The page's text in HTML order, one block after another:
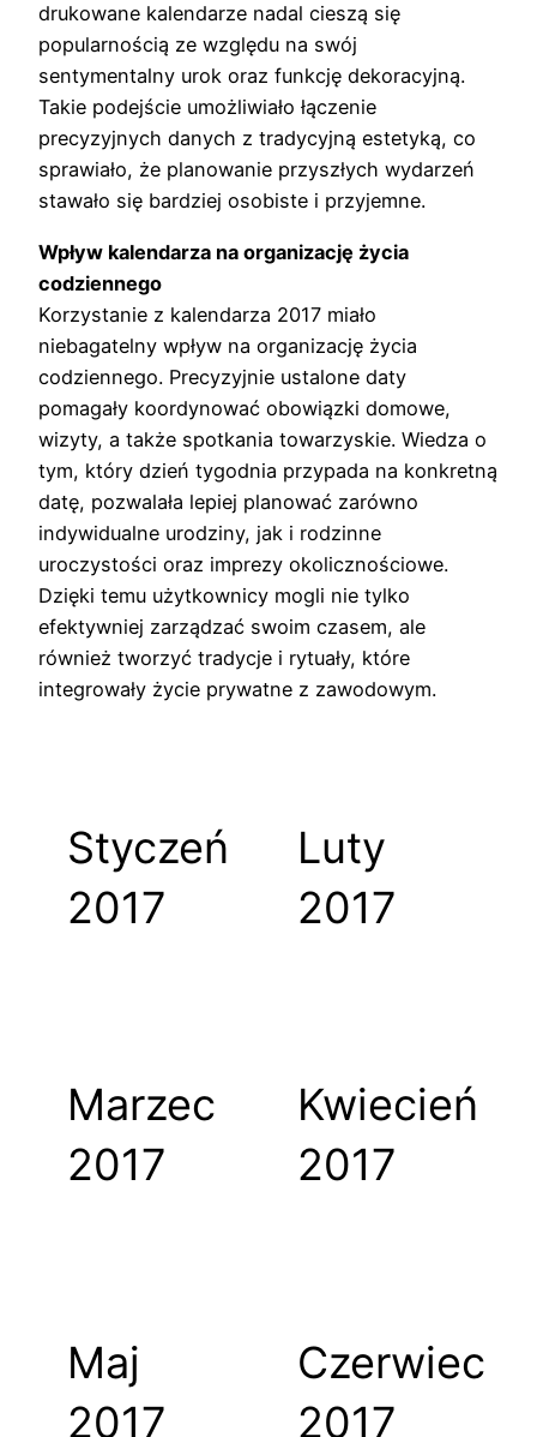
drukowane kalendarze nadal cieszą się
popularnością ze względu na swój
sentymentalny urok oraz funkcję dekoracyjną.
Takie podejście umożliwiało łączenie
precyzyjnych danych z tradycyjną estetyką, co
sprawiało, że planowanie przyszłych wydarzeń
stawało się bardziej osobiste i przyjemne.
Wpływ kalendarza na organizację życia
codziennego
Korzystanie z kalendarza 2017 miało
niebagatelny wpływ na organizację życia
codziennego. Precyzyjnie ustalone daty
pomagały koordynować obowiązki domowe,
wizyty, a także spotkania towarzyskie. Wiedza o
tym, który dzień tygodnia przypada na konkretną
datę, pozwalała lepiej planować zarówno
indywidualne urodziny, jak i rodzinne
uroczystości oraz imprezy okolicznościowe.
Dzięki temu użytkownicy mogli nie tylko
efektywniej zarządzać swoim czasem, ale
również tworzyć tradycje i rytuały, które
integrowały życie prywatne z zawodowym.
Styczeń
2017
Luty
2017
Marzec
2017
Kwiecień
2017
Maj
2017
Czerwiec
2017